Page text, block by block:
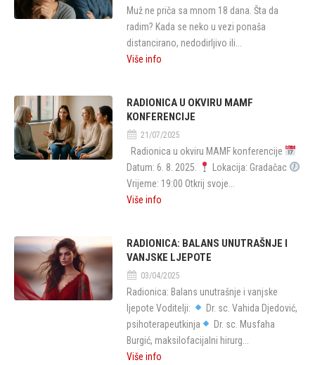
Muž ne priča sa mnom 18 dana. Šta da
radim? Kada se neko u vezi ponaša
distancirano, nedodirljivo ili...
Više info
RADIONICA U OKVIRU MAMF
KONFERENCIJE
21/07/2025
Radionica u okviru MAMF konferencije
Datum: 6. 8. 2025.
Lokacija: Gradačac
Vrijeme: 19:00 Otkrij svoje...
Više info
RADIONICA: BALANS UNUTRAŠNJE I
VANJSKE LJEPOTE
03/04/2025
Radionica: Balans unutrašnje i vanjske
ljepote Voditelji:
Dr. sc. Vahida Djedović,
psihoterapeutkinja
Dr. sc. Musfaha
Burgić, maksilofacijalni hirurg...
Više info